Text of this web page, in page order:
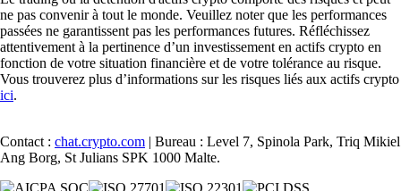
ne pas convenir à tout le monde. Veuillez noter que les performances
passées ne garantissent pas les performances futures. Réfléchissez
attentivement à la pertinence d’un investissement en actifs crypto en
fonction de votre situation financière et de votre tolérance au risque.
Vous trouverez plus d’informations sur les risques liés aux actifs crypto
ici.
Contact : chat.crypto.com | Bureau : Level 7, Spinola Park, Triq Mikiel
Ang Borg, St Julians SPK 1000 Malte.